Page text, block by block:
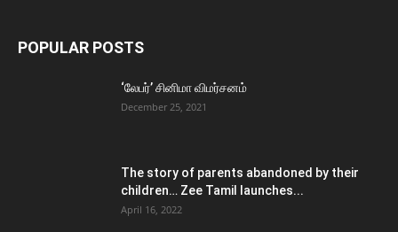
POPULAR POSTS
‘லேபர்’ சினிமா விமர்சனம்
December 25, 2021
The story of parents abandoned by their
children… Zee Tamil launches...
April 16, 2022